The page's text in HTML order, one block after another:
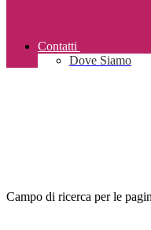
Contatti
Dove Siamo
Campo di ricerca per le